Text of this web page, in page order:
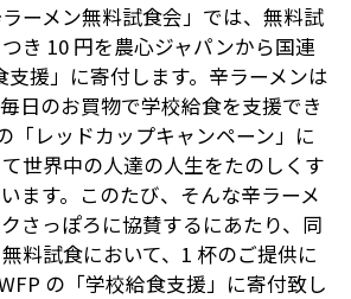
ラーメン無料試食会」では、無料試
き 10 円を農心ジャパンから国連
支援」に寄付します。辛ラーメンは
日のお買物で学校給食を支援でき
「レッドカップキャンペーン」に
世界中の人達の人生をたのしくす
ます。このたび、そんな辛ラーメ
さっぽろに協賛するにあたり、同
料試食において、1 杯のご提供に
の「学校給食支援」に寄付致し